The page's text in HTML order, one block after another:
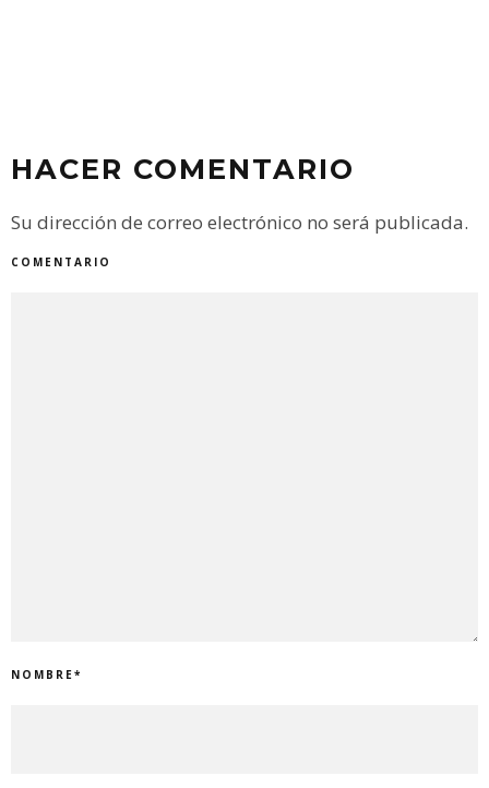
HACER COMENTARIO
Su dirección de correo electrónico no será publicada.
COMENTARIO
NOMBRE*